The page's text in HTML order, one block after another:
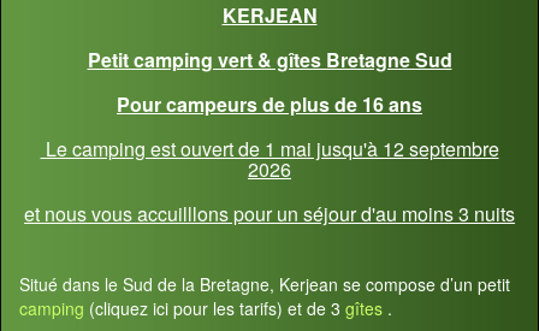
KERJEAN
Petit camping vert & gîtes Bretagne Sud
Pour campeurs de plus de 16 ans
Le camping est ouvert de 1 mai jusqu'à 12 septembre
2026
et nous vous accuilllons pour un séjour d'au moins 3 nuits
Situé dans le Sud de la Bretagne, Kerjean se compose d’un petit
camping (cliquez ici pour les tarifs) et de 3 gîtes .